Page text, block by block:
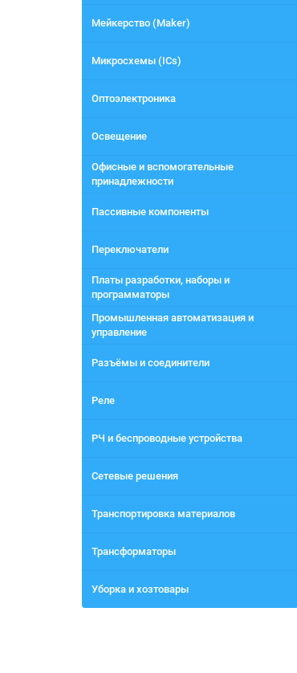
Мейкерство (Maker)
Микросхемы (ICs)
Оптоэлектроника
Освещение
Офисные и вспомогательные
принадлежности
Пассивные компоненты
Переключатели
Платы разработки, наборы и
программаторы
Промышленная автоматизация и
управление
Разъёмы и соединители
Реле
РЧ и беспроводные устройства
Сетевые решения
Транспортировка материалов
Трансформаторы
Уборка и хозтовары